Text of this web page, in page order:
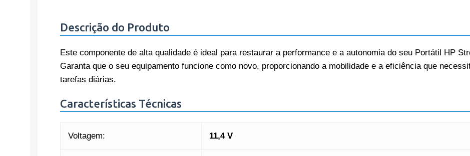
Descrição do Produto
Este componente de alta qualidade é ideal para restaurar a performance e a autonomia do seu Portátil HP
Garanta que o seu equipamento funcione como novo, proporcionando a mobilidade e a eficiência que
tarefas diárias.
Características Técnicas
Voltagem: 11,4 V